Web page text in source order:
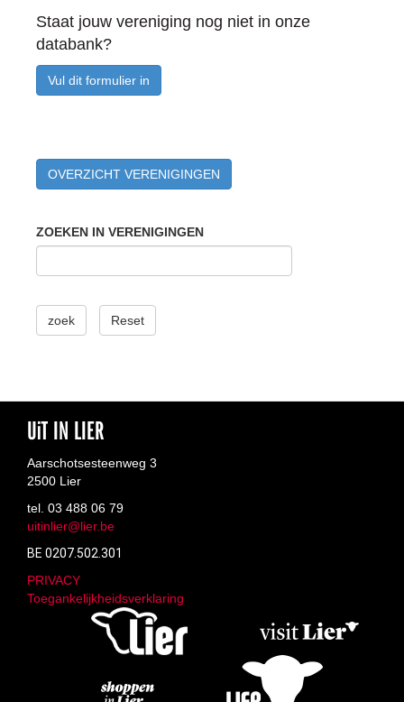
Staat jouw vereniging nog niet in onze
databank?
Vul dit formulier in
OVERZICHT VERENIGINGEN
ZOEKEN IN VERENIGINGEN
zoek Reset
UiT IN LIER
Aarschotsesteenweg 3
2500 Lier
tel. 03 488 06 79
uitinlier@lier.be
BE 0207.502.301
PRIVACY
Toegankelijkheidsverklaring